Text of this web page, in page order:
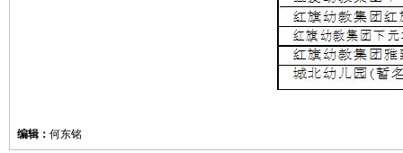
编辑： 何东铭